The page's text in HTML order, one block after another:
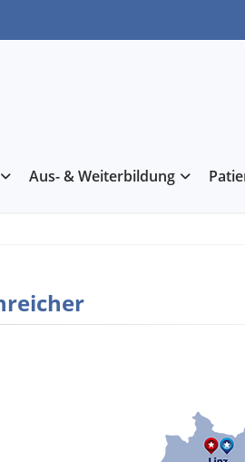
Aus- & Weiterbildung